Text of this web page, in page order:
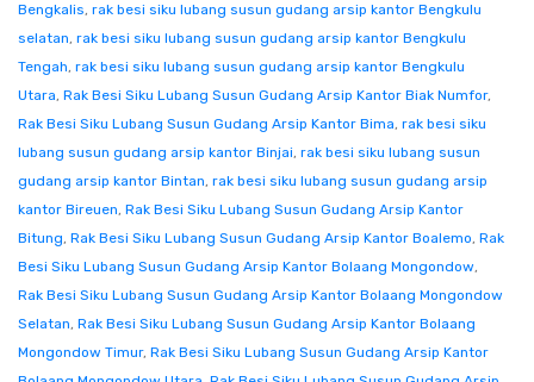
Bengkalis, rak besi siku lubang susun gudang arsip kantor Bengkulu
selatan, rak besi siku lubang susun gudang arsip kantor Bengkulu
Tengah, rak besi siku lubang susun gudang arsip kantor Bengkulu
Utara, Rak Besi Siku Lubang Susun Gudang Arsip Kantor Biak Numfor,
Rak Besi Siku Lubang Susun Gudang Arsip Kantor Bima, rak besi siku
lubang susun gudang arsip kantor Binjai, rak besi siku lubang susun
gudang arsip kantor Bintan, rak besi siku lubang susun gudang arsip
kantor Bireuen, Rak Besi Siku Lubang Susun Gudang Arsip Kantor
Bitung, Rak Besi Siku Lubang Susun Gudang Arsip Kantor Boalemo, Rak
Besi Siku Lubang Susun Gudang Arsip Kantor Bolaang Mongondow,
Rak Besi Siku Lubang Susun Gudang Arsip Kantor Bolaang Mongondow
Selatan, Rak Besi Siku Lubang Susun Gudang Arsip Kantor Bolaang
Mongondow Timur, Rak Besi Siku Lubang Susun Gudang Arsip Kantor